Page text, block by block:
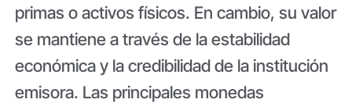
primas o activos físicos. En cambio, su valor
se mantiene a través de la estabilidad
económica y la credibilidad de la institución
emisora. Las principales monedas